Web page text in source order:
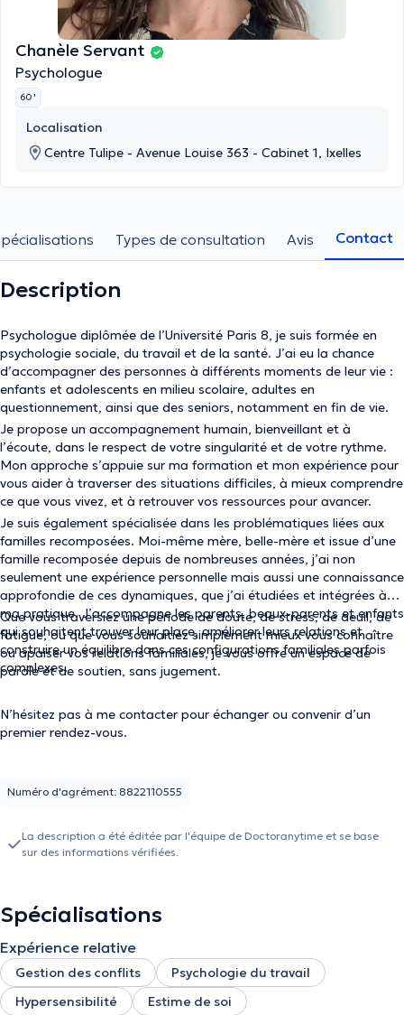
Chanèle Servant
Psychologue
60 '
Localisation
Centre Tulipe - Avenue Louise 363 - Cabinet 1, Ixelles
Types de consultation Avis Contact
Description
Psychologue diplômée de l’Université Paris 8, je suis formée en
psychologie sociale, du travail et de la santé. J’ai eu la chance
d’accompagner des personnes à différents moments de leur vie :
enfants et adolescents en milieu scolaire, adultes en
questionnement, ainsi que des seniors, notamment en fin de vie.
Je propose un accompagnement humain, bienveillant et à
l’écoute, dans le respect de votre singularité et de votre rythme.
Mon approche s’appuie sur ma formation et mon expérience pour
vous aider à traverser des situations difficiles, à mieux comprendre
ce que vous vivez, et à retrouver vos ressources pour avancer.
Je suis également spécialisée dans les problématiques liées aux
familles recomposées. Moi-même mère, belle-mère et issue d’une
famille recomposée depuis de nombreuses années, j’ai non
seulement une expérience personnelle mais aussi une connaissance
approfondie de ces dynamiques, que j’ai étudiées et intégrées à
ma pratique. J’accompagne les parents, beaux-parents et enfants
qui souhaitent trouver leur place, améliorer leurs relations et
construire un équilibre dans ces configurations familiales parfois
complexes.
Que vous traversiez une période de doute, de stress, de deuil, de
fatigue, ou que vous souhaitiez simplement mieux vous connaître
ou apaiser vos relations familiales, je vous offre un espace de
parole et de soutien, sans jugement.
N’hésitez pas à me contacter pour échanger ou convenir d’un
premier rendez-vous.
Numéro d'agrément: 8822110555
La description a été éditée par l'équipe de Doctoranytime et se base
sur des informations vérifiées.
Spécialisations
Expérience relative
Gestion des conflits
Psychologie du travail
Hypersensibilité
Estime de soi